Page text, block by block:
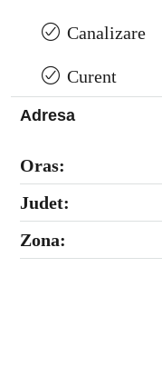
Canalizare
Curent
Adresa
Oras:
Judet:
Zona: